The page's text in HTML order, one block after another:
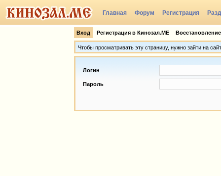
Главная Форум Регистрация
Вход Регистрация в Кинозал.МЕ
Чтобы просматривать эту страницу, нужно зайти на сайт
Логин
Пароль